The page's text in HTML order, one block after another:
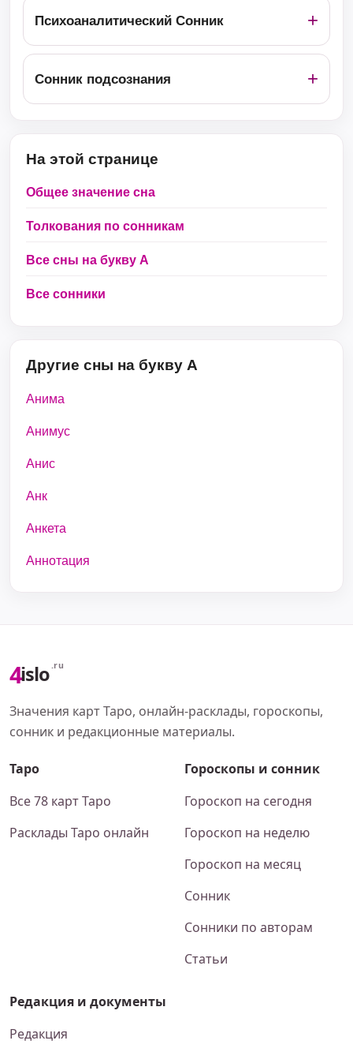
Психоаналитический Сонник
Сонник подсознания
На этой странице
Общее значение сна
Толкования по сонникам
Все сны на букву А
Все сонники
Другие сны на букву А
Анима
Анимус
Анис
Анк
Анкета
Аннотация
4islo .ru
Значения карт Таро, онлайн-расклады, гороскопы,
сонник и редакционные материалы.
Таро
Все 78 карт Таро
Расклады Таро онлайн
Гороскопы и сонник
Гороскоп на сегодня
Гороскоп на неделю
Гороскоп на месяц
Сонник
Сонники по авторам
Статьи
Редакция и документы
Редакция